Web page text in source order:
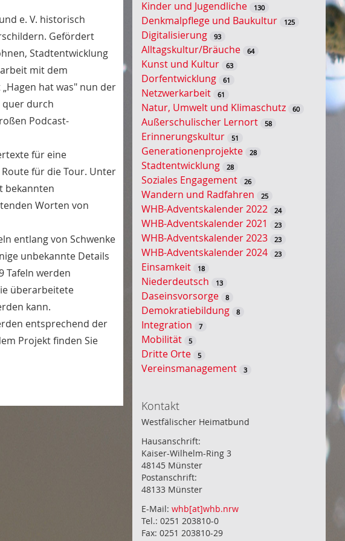
e. V. historisch
Gefördert
Stadtentwicklung
mit dem
hat was" nun der
quer durch
Podcast-
für eine
für die Tour. Unter
bekannten
Worten von
entlang von Schwenke
unbekannte Details
Tafeln werden
überarbeitete
kann.
entsprechend der
Projekt finden Sie
s
s
e
l
w
o
r
t
-
S
u
c
h
e
Kinder und Jugendliche 130
Denkmalpflege und Baukultur 125
Digitalisierung 93
Alltagskultur/Bräuche 64
Kunst und Kultur 63
Dorfentwicklung 61
Netzwerkarbeit 61
Natur, Umwelt und Klimaschutz 60
Außerschulischer Lernort 58
Erinnerungskultur 51
Generationenprojekte 28
Stadtentwicklung 28
Soziales Engagement 26
Wandern und Radfahren 25
WHB-Adventskalender 2022 24
WHB-Adventskalender 2021 23
WHB-Adventskalender 2023 23
WHB-Adventskalender 2024 23
Einsamkeit 18
Niederdeutsch 13
Daseinsvorsorge 8
Demokratiebildung 8
Integration 7
Mobilität 5
Dritte Orte 5
Vereinsmanagement 3
Kontakt
Westfälischer Heimatbund
Hausanschrift:
Kaiser-Wilhelm-Ring 3
48145 Münster
Postanschrift:
48133 Münster
E-Mail: whb[at]whb.nrw
Tel.: 0251 203810-0
Fax: 0251 203810-29